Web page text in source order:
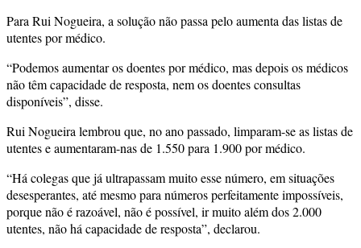
Para Rui Nogueira, a solução não passa pelo aumenta das listas de
utentes por médico.
“Podemos aumentar os doentes por médico, mas depois os médicos
não têm capacidade de resposta, nem os doentes consultas
disponíveis”, disse.
Rui Nogueira lembrou que, no ano passado, limparam-se as listas de
utentes e aumentaram-nas de 1.550 para 1.900 por médico.
“Há colegas que já ultrapassam muito esse número, em situações
desesperantes, até mesmo para números perfeitamente impossíveis,
porque não é razoável, não é possível, ir muito além dos 2.000
utentes, não há capacidade de resposta”, declarou.